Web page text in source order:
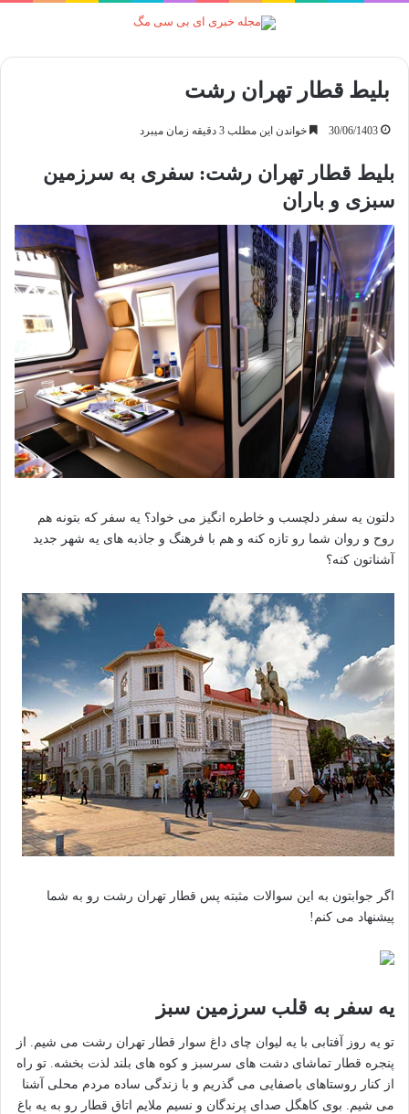
بلیط قطار تهران رشت
30/06/1403 خواندن این مطلب 3 دقیقه زمان میبرد
بلیط قطار تهران رشت: سفری به سرزمین
سبزی و باران
دلتون یه سفر دلچسب و خاطره انگیز می خواد؟ یه سفر که بتونه هم
روح و روان شما رو تازه کنه و هم با فرهنگ و جاذبه های یه شهر جدید
آشناتون کنه؟
اگر جوابتون به این سوالات مثبته پس قطار تهران رشت رو به شما
پیشنهاد می کنم!
یه سفر به قلب سرزمین سبز
تو یه روز آفتابی با یه لیوان چای داغ سوار قطار تهران رشت می شیم. از
پنجره قطار تماشای دشت های سرسبز و کوه های بلند لذت بخشه. تو راه
از کنار روستاهای باصفایی می گذریم و با زندگی ساده مردم محلی آشنا
می شیم. بوی کاهگل صدای پرندگان و نسیم ملایم اتاق قطار رو به یه باغ